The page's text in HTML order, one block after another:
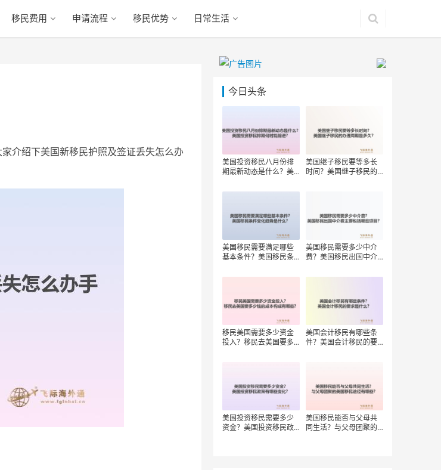
移民费用 申请流程 移民优势 日常生活
介绍下美国新移民护照及签证丢失怎么办
今日头条
美国投资移民八月份排
期最新动态是什么？美
前进？
美国继子移民要等多长
时间？美国继子移民的
美国移民需要满足哪些
基本条件？美国移民条
美国移民需要多少中介
费？美国移民出国中介
移民美国需要多少资金
投入？移民去美国要多
美国会计移民有哪些条
件？美国会计移民的要
美国投资移民需要多少
资金？美国投资移民政
美国移民能否与父母共
同生活？与父母团聚的